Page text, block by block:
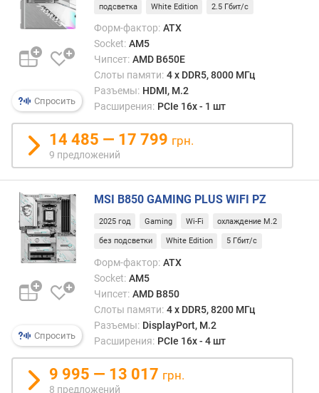
т
в
п
р
д
л
ж
й
ф
а
з
ы
т
а
н
и
Спросить
подсветка White Edition 2.5 Гбит/с
Форм-фактор: ATX
Socket: AM5
Чипсет: AMD B650E
Слоты памяти: 4 х DDR5, 8000 МГц
Разъемы: HDMI, M.2
Расширения: PCIe 16x - 1 шт
14 485 — 17 799 грн.
9 предложений
Спросить
MSI B850 GAMING PLUS WIFI PZ
2025 год Gaming Wi-Fi охлаждение M.2
без подсветки White Edition 5 Гбит/с
Форм-фактор: ATX
Socket: AM5
Чипсет: AMD B850
Слоты памяти: 4 х DDR5, 8200 МГц
Разъемы: DisplayPort, M.2
Расширения: PCIe 16x - 4 шт
9 995 — 13 017 грн.
8 предложений